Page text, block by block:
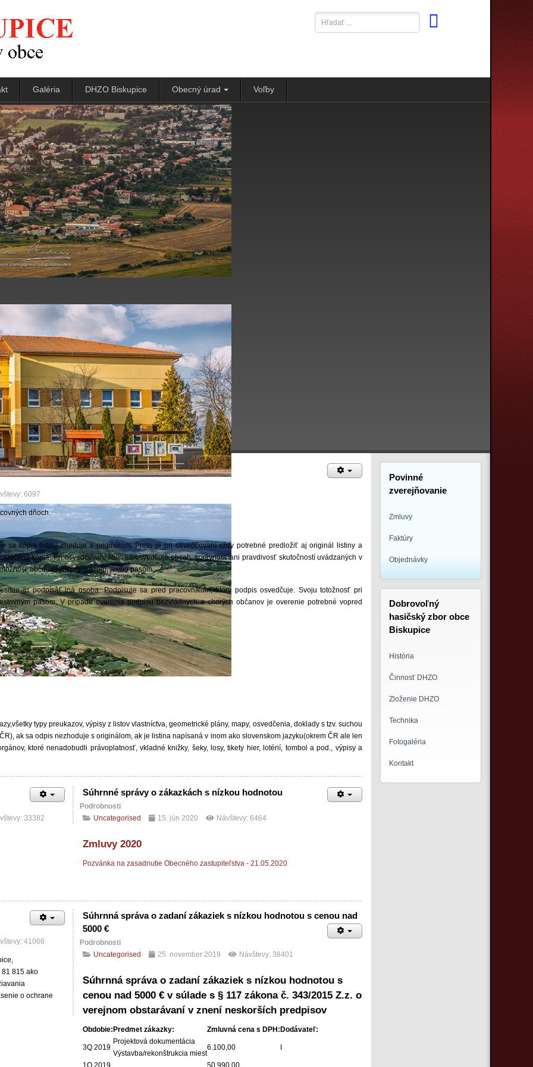
Hľadať
...
Galéria DHZO Biskupice Obecný úrad Voľby
6097
dňoch.
sa kópia listiny zhoduje s originálom. Preto je pri osvedčovaní vždy potrebné predložiť aj originál listiny a
kópia. Pri osvedčovaní listín sa osvedčuje obsah, správnosť ani pravdivosť skutočností uvádzaných v
občianskym preukazom, alebo pasom.
ju podpísať iná osoba. Podpisuje sa pred pracovníkom, ktorý podpis osvedčuje. Svoju totožnosť pri
pasom. V prípade overenia podpisu bezvládnych a chorých občanov je overenie potrebné vopred
typy preukazov, výpisy z listov vlastníctva, geometrické plány, mapy, osvedčenia, doklady s tzv. suchou
ak sa odpis nezhoduje s originálom, ak je listina napísaná v inom ako slovenskom jazyku(okrem ČR ale len
ktoré nenadobudli právoplatnosť, vkladné knižky, šeky, losy, tikety hier, lotérií, tombol a pod., výpisy a
33382
Súhrnné správy o zákazkách s nízkou hodnotou
Podrobnosti
Uncategorised
15. jún 2020 Návštevy: 6464
Zmluvy 2020
Pozvánka na zasadnutie Obecného zastupiteľstva - 21.05.2020
41066
81 815 ako
o ochrane
Súhrnná správa o zadaní zákaziek s nízkou hodnotou s cenou nad
5000 €
Podrobnosti
Uncategorised
25. november 2019 Návštevy: 38401
Súhrnná správa o zadaní zákaziek s nízkou hodnotou s
cenou nad 5000 € v súlade s § 117 zákona č. 343/2015 Z.z. o
verejnom obstarávaní v znení neskorších predpisov
Obdobie: Predmet zákazky: Zmluvná cena s DPH: Dodávateľ:
3Q 2019
Projektová dokumentácia
Výstavba/rekonštrukcia miest
6.100,00
1Q 2019 50.990,00
Povinné
zverejňovanie
Zmluvy
Faktúry
Objednávky
Dobrovoľný
hasičský zbor obce
Biskupice
História
Činnosť DHZO
Zloženie DHZO
Technika
Fotogaléria
Kontakt